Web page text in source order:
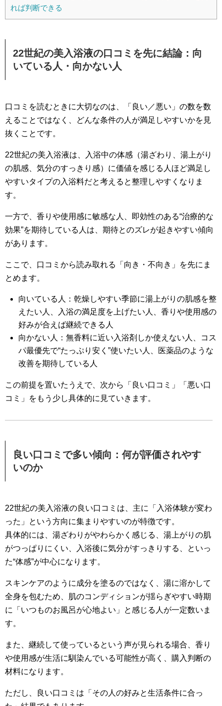
れば判断できる
22世紀の美入浴液の口コミを先に結論：向
いている人・向かない人
口コミを読むときに大切なのは、「良い／悪い」の数を数
えることではなく、どんな条件の人が満足しやすいかを見
抜くことです。
22世紀の美入浴液は、入浴中の体感（湯ざわり、湯上がり
の肌感、気分のすっきり感）に価値を感じる人ほど満足し
やすいタイプの入浴料だと考えると整理しやすくなりま
す。
一方で、香りや使用感に敏感な人、即効性のある“治療的な
効果”を期待している人は、期待とのズレが起きやすい傾向
があります。
ここで、口コミから読み取れる「向き・不向き」を先にま
とめます。
向いている人：乾燥しやすい季節に湯上がりの肌感を整
えたい人、入浴の満足度を上げたい人、香りや使用感の
好みが合えば継続できる人
向かない人：無香料に近い入浴剤しか使えない人、コス
パ最優先で“たっぷり安く”使いたい人、医薬品のような
改善を期待している人
この前提を置いたうえで、次から「良い口コミ」「悪い口
コミ」をもう少し具体的に見ていきます。
良い口コミで多い傾向：何が評価されやす
いのか
22世紀の美入浴液の良い口コミは、主に「入浴体験が変わ
った」という方向に集まりやすいのが特徴です。
具体的には、湯ざわりがやわらかく感じる、湯上がりの肌
がつっぱりにくい、入浴後に気分がすっきりする、といっ
た“体感”が中心になります。
スキンケアのように成分を塗るのではなく、湯に溶かして
全身を包むため、肌のコンディションが揺らぎやすい時期
に「いつものお風呂が心地よい」と感じる人が一定数いま
す。
また、継続して使っているという声が見られる場合、香り
や使用感が生活に馴染んでいる可能性が高く、購入判断の
材料になります。
ただし、良い口コミは「その人の好みと生活条件に合っ